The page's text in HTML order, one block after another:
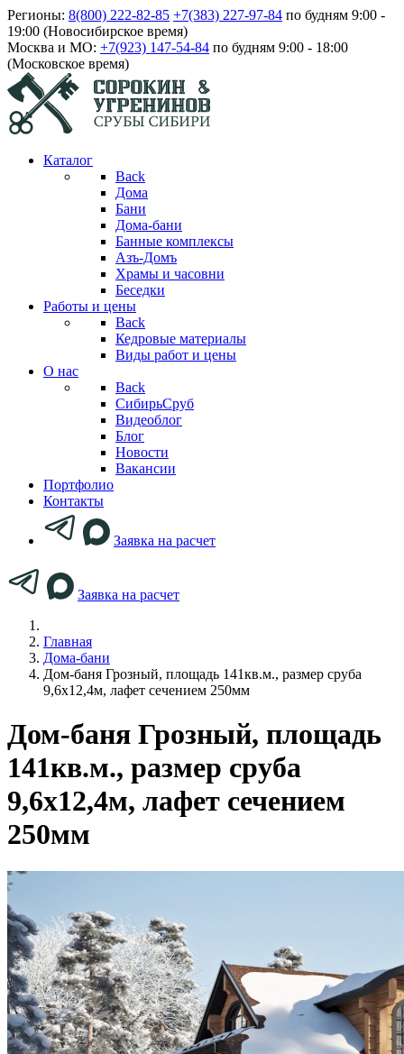
Регионы: 8(800) 222-82-85 +7(383) 227-97-84 по будням 9:00 -
19:00 (Новосибирское время)
Москва и МО: +7(923) 147-54-84 по будням 9:00 - 18:00
(Московское время)
Каталог
Back
Дома
Бани
Дома-бани
Банные комплексы
Азъ-Домъ
Храмы и часовни
Беседки
Работы и цены
Back
Кедровые материалы
Виды работ и цены
О нас
Back
СибирьСруб
Видеоблог
Блог
Новости
Вакансии
Портфолио
Контакты
Заявка на расчет
Заявка на расчет
Главная
Дома-бани
Дом-баня Грозный, площадь 141кв.м., размер сруба
9,6х12,4м, лафет сечением 250мм
Дом-баня Грозный, площадь
141кв.м., размер сруба
9,6х12,4м, лафет сечением
250мм